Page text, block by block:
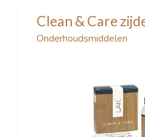
Clean & Care
Onderhoudsmiddelen